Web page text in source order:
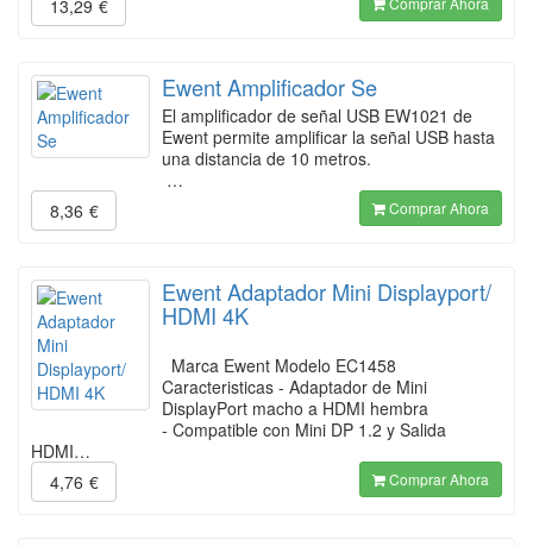
13,29 €
Ewent Amplificador Se
El amplificador de señal USB EW1021 de
Ewent permite amplificar la señal USB hasta
una distancia de 10 metros.
…
8,36 € Comprar Ahora
Ewent Adaptador Mini Displayport/
HDMI 4K
Marca Ewent Modelo EC1458
Caracteristicas - Adaptador de Mini
DisplayPort macho a HDMI hembra
- Compatible con Mini DP 1.2 y Salida
HDMI…
4,76 € Comprar Ahora